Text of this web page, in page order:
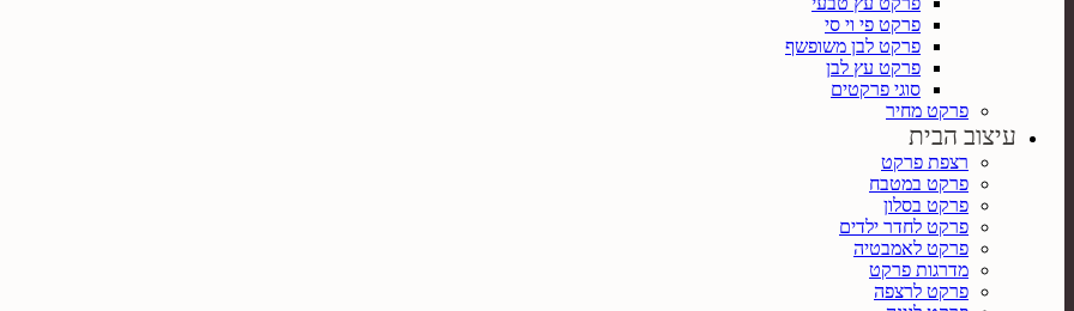
פרקט פי וי סי
פרקט לבן משופשף
פרקט עץ לבן
סוגי פרקטים
פרקט מחיר
עיצוב הבית
רצפת פרקט
פרקט במטבח
פרקט בסלון
פרקט לחדר ילדים
פרקט לאמבטיה
מדרגות פרקט
פרקט לרצפה